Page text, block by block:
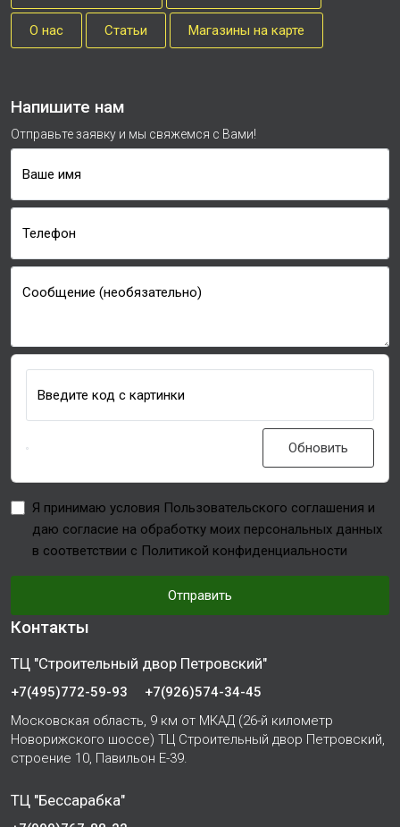
О нас Cтатьи Магазины на карте
Напишите нам
Отправьте заявку и мы свяжемся с Вами!
Ваше имя
Телефон
Сообщение (необязательно)
Введите код с картинки
Обновить
Я принимаю условия Пользовательского соглашения и
даю согласие на обработку моих персональных данных
в соответствии с Политикой конфиденциальности
Отправить
Контакты
ТЦ "Строительный двор Петровский"
+7(495)772-59-93
+7(926)574-34-45
Московская область, 9 км от МКАД (26-й километр
Новорижского шоссе) ТЦ Строительный двор Петровский,
строение 10, Павильон Е-39.
ТЦ "Бессарабка"